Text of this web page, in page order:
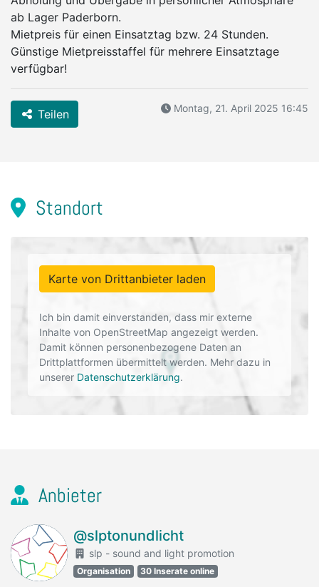
ab Lager Paderborn.
Mietpreis für einen Einsatztag bzw. 24 Stunden.
Günstige Mietpreisstaffel für mehrere Einsatztage
verfügbar!
Teilen Montag, 21. April 2025 16:45
Standort
Karte von Drittanbieter laden
Ich bin damit einverstanden, dass mir externe
Inhalte von OpenStreetMap angezeigt werden.
Damit können personenbezogene Daten an
Drittplattformen übermittelt werden. Mehr dazu in
unserer Datenschutzerklärung.
Anbieter
@slptonundlicht
slp - sound and light promotion
Organisation 30 Inserate online